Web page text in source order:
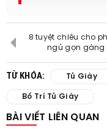
8 tuyệt chiêu cho
ngủ gọn gàng
TỪ KHÓA: Tủ Giày
Bố Trí Tủ Giày
BÀI VIẾT LIÊN QUAN